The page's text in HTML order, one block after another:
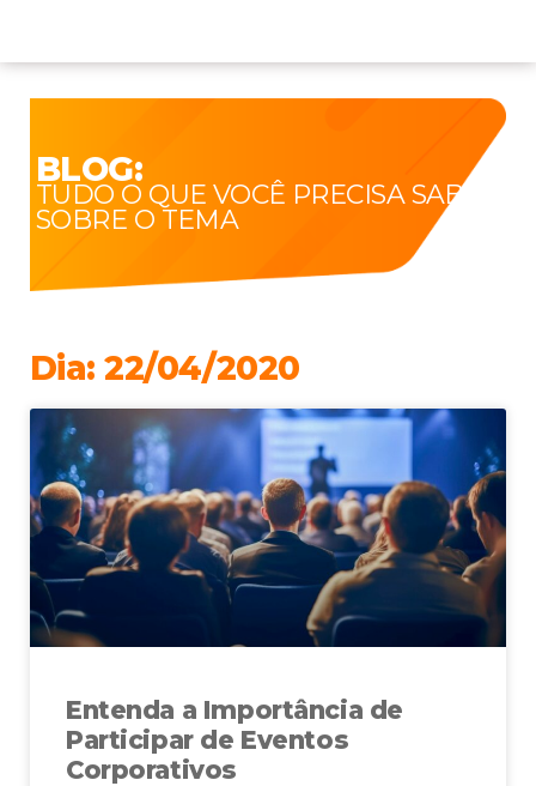
BLOG:
TUDO O QUE VOCÊ PRECISA SABER
SOBRE O TEMA
Dia: 22/04/2020
Entenda a Importância de
Participar de Eventos
Corporativos